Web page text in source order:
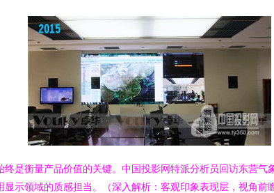
是衡量产品价值的关键。中国投影网特派分析员回访东营
示领域的质感担当。（深入解析：客观印象表现层，视角